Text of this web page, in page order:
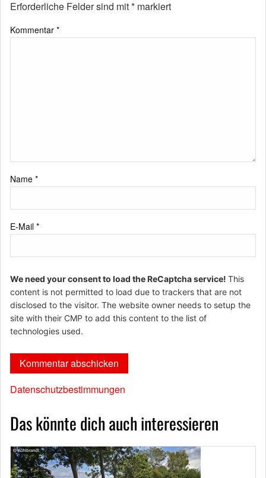
Erforderliche Felder sind mit* markiert
Kommentar *
Name *
E-Mail *
We need your consent to load the ReCaptcha service! This
content is not permitted to load due to trackers that are not
disclosed to the visitor. The website owner needs to setup the
site with their CMP to add this content to the list of
technologies used.
Datenschutzbestimmungen
Das könnte dich auch interessieren